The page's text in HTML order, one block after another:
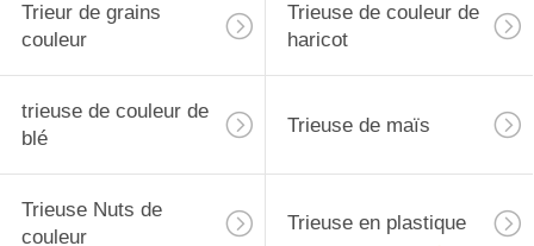
Trieur de grains
couleur
Trieuse de couleur de
haricot
trieuse de couleur de
blé
Trieuse de maïs
Trieuse Nuts de
couleur
Trieuse en plastique